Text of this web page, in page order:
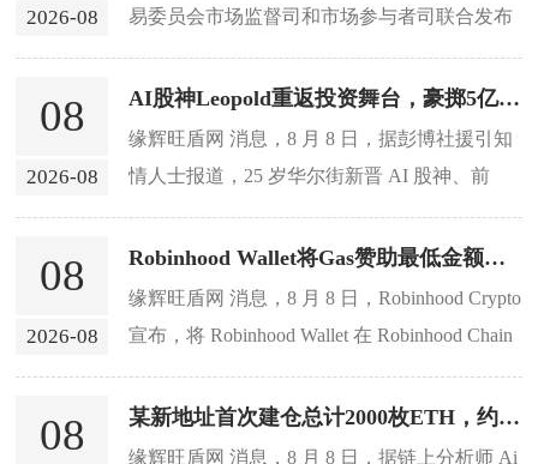
2026-08
易委员会市场监督司和市场参与者司联合发布
信函，提醒所有涉及事件合约上市、招揽或接
受的受监管实体，须清晰展示衍生品定价信
息，不得误导消费者。监管人员......
08
2026-08
AI股神Leopold重返投资舞台，豪掷5亿美元支持隐秘芯片初创公司Source
缘辉旺盾网 消息，8 月 8 日，据彭博社援引知
情人士报道，25 岁华尔街新晋 AI 股神、前
OpenAI 研究员 Leopold Aschenbrenner 在其对
冲基金濒临崩溃的几天后已重......
08
2026-08
Robinhood Wallet将Gas赞助最低金额从5美元降至0.50美元
缘辉旺盾网 消息，8 月 8 日，Robinhood Crypto
宣布，将 Robinhood Wallet 在 Robinhood Chain
上的 Gas 赞助最低金额从 5 美元降至 0......
08 某新地址首次建仓总计2000枚ETH，约合381万美元
缘辉旺盾网 消息，8 月 8 日，据链上分析师 Ai